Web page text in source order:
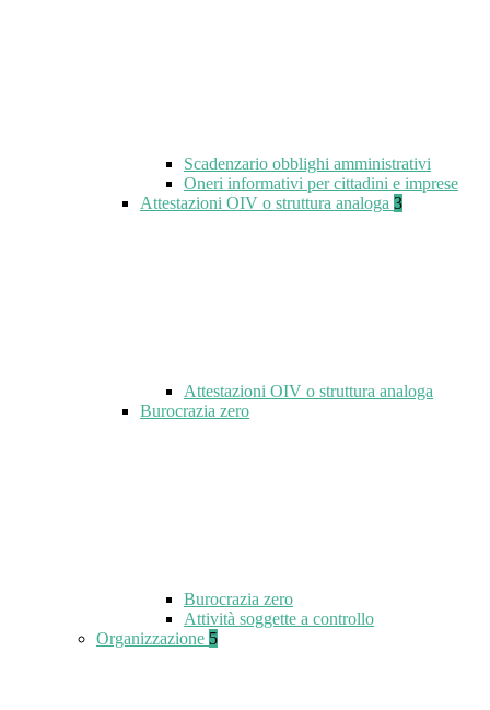
Scadenzario obblighi amministrativi
Oneri informativi per cittadini e imprese
Attestazioni OIV o struttura analoga 3
Attestazioni OIV o struttura analoga
Burocrazia zero
Burocrazia zero
Attività soggette a controllo
Organizzazione 5